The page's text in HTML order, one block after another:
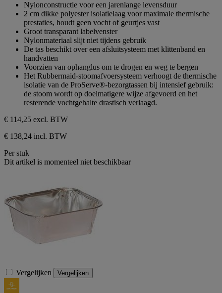
sterren.
Nylonconstructie voor een jarenlange levensduur
2 cm dikke polyester isolatielaag voor maximale thermische
prestaties, houdt geen vocht of geurtjes vast
Groot transparant labelvenster
Nylonmateriaal slijt niet tijdens gebruik
De tas beschikt over een afsluitsysteem met klittenband en
handvatten
Voorzien van ophanglus om te drogen en weg te bergen
Het Rubbermaid-stoomafvoersysteem verhoogt de thermische
isolatie van de ProServe®-bezorgtassen bij intensief gebruik:
de stoom wordt op doelmatigere wijze afgevoerd en het
resterende vochtgehalte drastisch verlaagd.
€ 114,25 excl. BTW
€ 138,24 incl. BTW
Per stuk
Dit artikel is momenteel niet beschikbaar
Vergelijken Vergelijken